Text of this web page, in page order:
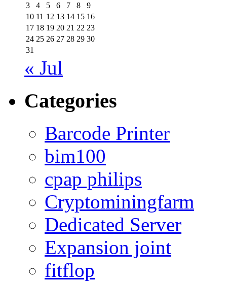
3
4 5 6 7 8
9
10 11 12 13 14 15 16
17 18 19 20 21 22 23
24 25 26 27 28 29 30
31
« Jul
Categories
Barcode Printer
bim100
cpap philips
Cryptominingfarm
Dedicated Server
Expansion joint
fitflop